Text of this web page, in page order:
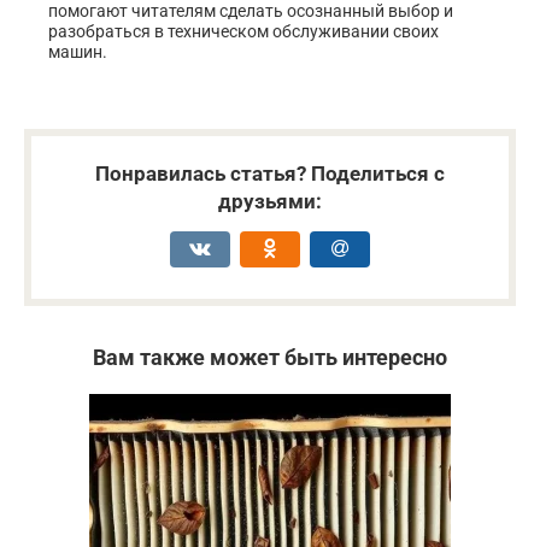
помогают читателям сделать осознанный выбор и
разобраться в техническом обслуживании своих
машин.
Понравилась статья? Поделиться с
друзьями:
Вам также может быть интересно